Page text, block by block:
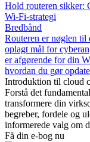
Hold routeren sikker:
Wi‑Fi‑strategi
Bredbånd
Routeren er nøglen til
oplagt mål for
er afgørende for din
hvordan du gør
Introduktion til cloud
Forstå det
transformere din
begreber, fordele og
informerede valg om
Få din e-bog nu